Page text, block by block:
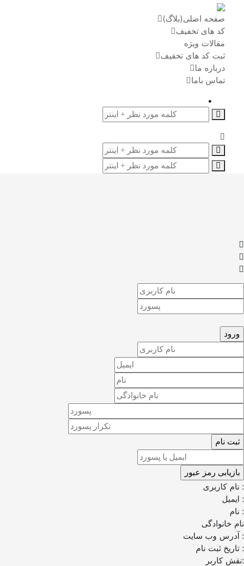
صفحه اصلی(بلاگ)
کد های تخفیف
مقالات ویژه
ثبت کد های تخفیف
درباره ما
تماس باما
نام کاربری :
ایمیل :
نام :
نام خانوادگی
آدرس وب سایت :
تاریخ ثبت نام :
نقش کاربر: